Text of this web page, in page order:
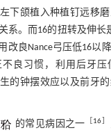
下颌植入种植钉远移
系。而16的扭转及伸长
改良Nance弓压低16以
良习惯，利用后牙压
的钟摆效应以及前牙
的常见病因之一 16